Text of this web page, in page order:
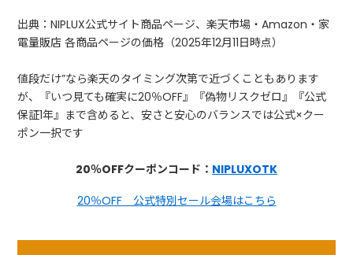
出典：NIPLUX公式サイト商品ページ、楽天市場・Amazon・家
電量販店 各商品ページの価格（2025年12月11日時点）
値段だけ”なら楽天のタイミング次第で近づくこともあります
が、『いつ見ても確実に20％OFF』『偽物リスクゼロ』『公式
保証1年』まで含めると、安さと安心のバランスでは公式×クー
ポン一択です
20％OFFクーポンコード： NIPLUXOTK
20％OFF 公式特別セール会場はこちら